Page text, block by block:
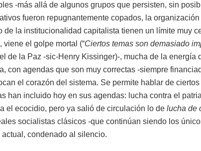
-más allá de algunos grupos que persisten, sin
fueron repugnantemente copados, la
de la institucionalidad capitalista tienen un límite muy
el golpe mortal (“Ciertos temas son demasiado
de la Paz -sic-Henry Kissinger)-, mucha de la energía
con agendas que son muy correctas -siempre
el corazón del sistema. Se permite hablar de ciertos
han incluido hoy en sus agendas: lucha contra el
el ecocidio, pero ya salió de circulación lo de lucha de
socialistas clásicos -que continúan siendo los
condenado al silencio.